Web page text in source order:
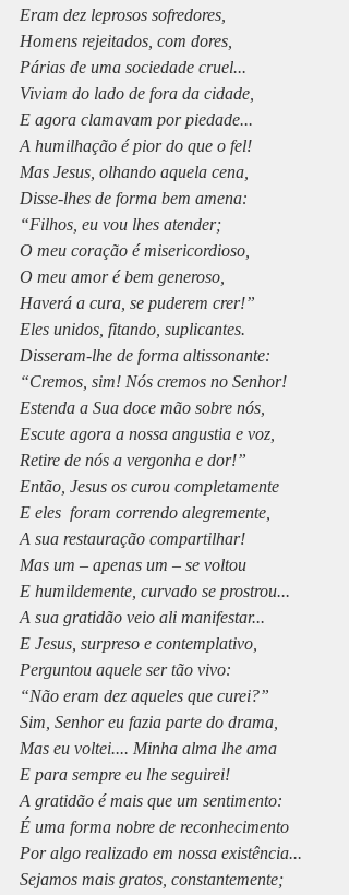
Eram dez leprosos sofredores,
Homens rejeitados, com dores,
Párias de uma sociedade cruel...
Viviam do lado de fora da cidade,
E agora clamavam por piedade...
A humilhação é pior do que o fel!
Mas Jesus, olhando aquela cena,
Disse-lhes de forma bem amena:
“Filhos, eu vou lhes atender;
O meu coração é misericordioso,
O meu amor é bem generoso,
Haverá a cura, se puderem crer!”
Eles unidos, fitando, suplicantes.
Disseram-lhe de forma altissonante:
“Cremos, sim! Nós cremos no Senhor!
Estenda a Sua doce mão sobre nós,
Escute agora a nossa angustia e voz,
Retire de nós a vergonha e dor!”
Então, Jesus os curou completamente
E eles  foram correndo alegremente,
A sua restauração compartilhar!
Mas um – apenas um – se voltou
E humildemente, curvado se prostrou...
A sua gratidão veio ali manifestar...
E Jesus, surpreso e contemplativo,
Perguntou aquele ser tão vivo:
“Não eram dez aqueles que curei?”
Sim, Senhor eu fazia parte do drama,
Mas eu voltei.... Minha alma lhe ama
E para sempre eu lhe seguirei!
A gratidão é mais que um sentimento:
É uma forma nobre de reconhecimento
Por algo realizado em nossa existência...
Sejamos mais gratos, constantemente;